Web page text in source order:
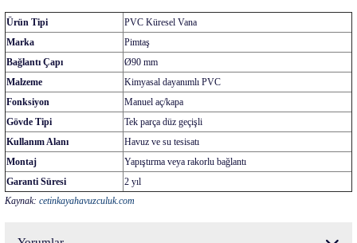
Ürün Tipi
PVC Küresel Vana
Marka
Pimtaş
Bağlantı Çapı
Ø90 mm
Malzeme
Kimyasal dayanımlı PVC
Fonksiyon
Manuel aç/kapa
Gövde Tipi
Tek parça düz geçişli
Kullanım Alanı
Havuz ve su tesisatı
Montaj
Yapıştırma veya rakorlu bağlantı
Garanti Süresi
2 yıl
Kaynak: cetinkayahavuzculuk.com